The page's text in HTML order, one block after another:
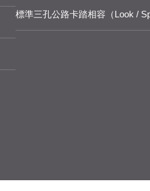
標準三孔公路卡踏相容（Look /